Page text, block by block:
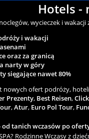
Hotels -
wycieczek i
i wakacji
oraz za granicą
narty w góry
sięgające nawet 80%
nowych ofert podróży,
Prezenty, Best Reisen,
,Atur, Euro Pol Tour,
tanich wczasów po
Rodzinne Wczasy z